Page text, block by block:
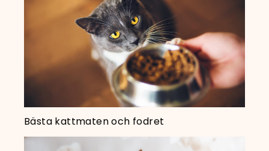
Bästa kattmaten och fodret